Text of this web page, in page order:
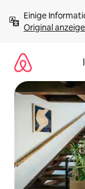
Inhalten
springenOriginal